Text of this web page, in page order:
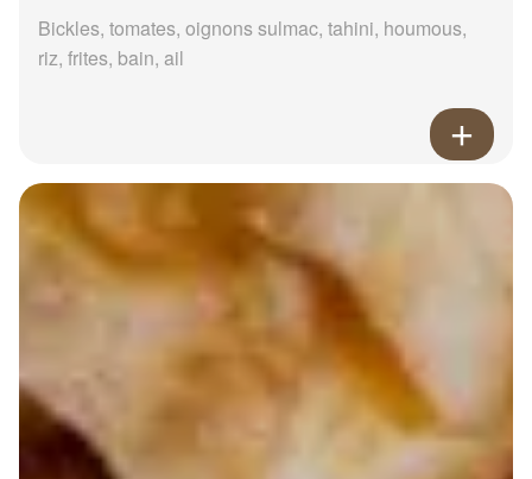
Bickles, tomates, oignons sulmac, tahini, houmous,
riz, frites, bain, ail